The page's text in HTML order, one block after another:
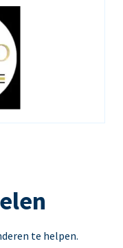
te helpen.